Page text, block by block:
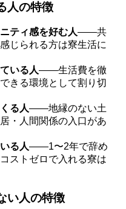
人の特徴
ティ感を好む人——共
じられる方は寮生活に
いる人——生活費を徹
きる環境として割り切
る人——地縁のない土
・人間関係の入口があ
る人——1〜2年で辞め
ストゼロで入れる寮は
い人の特徴